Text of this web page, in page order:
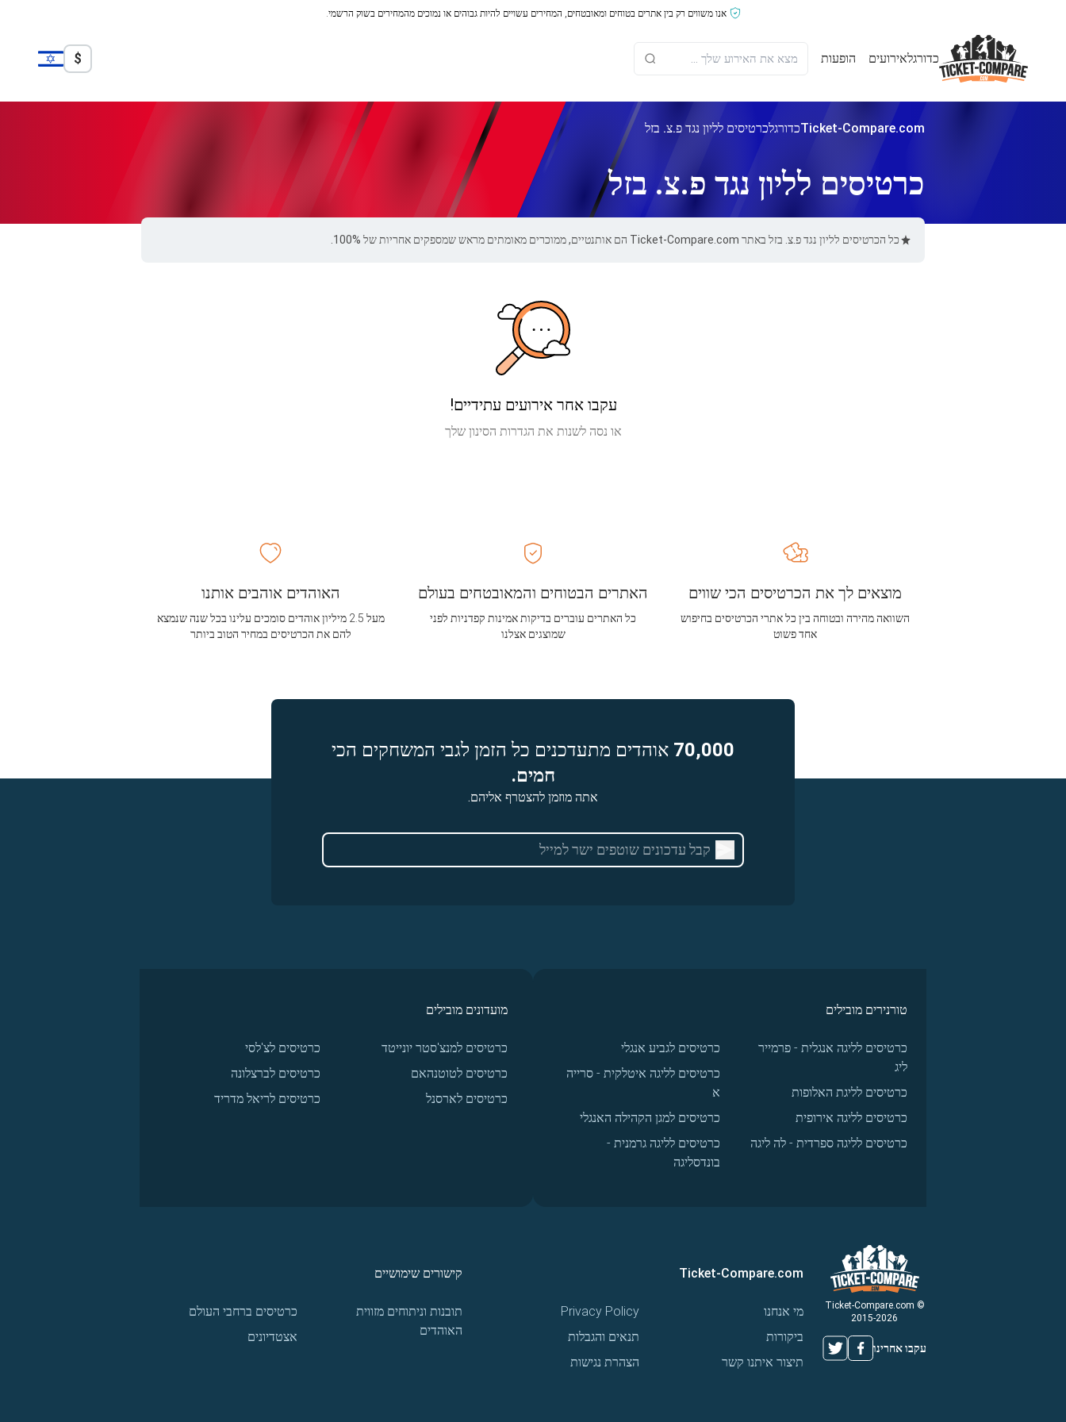
אנו משווים רק בין אתרים בטוחים ומאובטחים, המחירים עשויים להיות גבוהים או נמוכים מהמחירים בשוק הרשמי.
כדורגלאירועים הופעות $
Ticket-Compare.comכדורגלכרטיסים לליון נגד פ.צ. בזל
כרטיסים לליון נגד פ.צ. בזל
כל הכרטיסים לליון נגד פ.צ. בזל באתר Ticket-Compare.com הם אותנטיים, ממוכרים מאומתים מראש שמספקים אחריות של 100%.
עקבו אחר אירועים עתידיים!
או נסה לשנות את הגדרות הסינון שלך
האתרים הבטוחים והמאובטחים בעולם
כל האתרים עוברים בדיקות אמינות קפדניות לפני
שמוצגים אצלנו
מוצאים לך את הכרטיסים הכי שווים
השוואה מהירה ובטוחה בין כל אתרי הכרטיסים בחיפוש
אחד פשוט
האוהדים אוהבים אותנו
מעל 2.5 מיליון אוהדים סומכים עלינו בכל שנה שנמצא
להם את הכרטיסים במחיר הטוב ביותר
70,000 אוהדים מתעדכנים כל הזמן לגבי המשחקים הכי
חמים.
אתה מוזמן להצטרף אליהם.
טורנירים מובילים
כרטיסים לליגה אנגלית - פרמייר
ליג
כרטיסים לליגת האלופות
כרטיסים לליגה אירופית
כרטיסים לליגה ספרדית - לה ליגה
כרטיסים לגביע אנגלי
כרטיסים לליגה איטלקית - סרייה
א
כרטיסים למגן הקהילה האנגלי
כרטיסים לליגה גרמנית -
בונדסליגה
מועדונים מובילים
כרטיסים למנצ'סטר יונייטד
כרטיסים לטוטנהאם
כרטיסים לארסנל
כרטיסים לצ'לסי
כרטיסים לברצלונה
כרטיסים לריאל מדריד
© Ticket-Compare.com
2015-2026
עקבו אחרינו
Ticket-Compare.com
מי אנחנו
ביקורות
תיצור איתנו קשר
Privacy Policy
תנאים והגבלות
הצהרת נגישות
קישורים שימושיים
תובנות וניתוחים מזווית
האוהדים
כרטיסים ברחבי העולם
אצטדיונים